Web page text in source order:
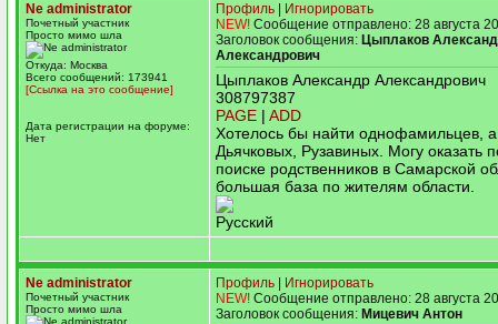
Ne administrator
Почетный участник
Просто мимо шла
Откуда: Москва
Всего сообщений: 173941
[Ссылка на это сообщение]
Дата регистрации на форуме:
Нет
Профиль
Игнорировать
NEW! Сообщение отправлено: 28 августа
Заголовок сообщения: Цыплаков
Александрович
Цыплаков Александр Александрович
308797387
PAGE | ADD
Хотелось бы найти однофамильцев, а
Дьячковых, Рузавиных. Могу оказать
поиске родственников в Самарской
большая база по жителям области.
Русский
Ne administrator
Почетный участник
Просто мимо шла
Профиль
Игнорировать
NEW! Сообщение отправлено: 28 августа
Заголовок сообщения: Мицевич Антон